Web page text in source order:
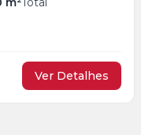
Ver Detalhes